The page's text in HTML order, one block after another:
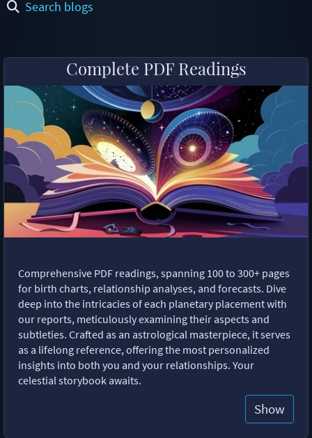
Search blogs
Complete PDF Readings
Comprehensive PDF readings, spanning 100 to 300+ pages
for birth charts, relationship analyses, and forecasts. Dive
deep into the intricacies of each planetary placement with
our reports, meticulously examining their aspects and
subtleties. Crafted as an astrological masterpiece, it serves
as a lifelong reference, offering the most personalized
insights into both you and your relationships. Your
celestial storybook awaits.
Show